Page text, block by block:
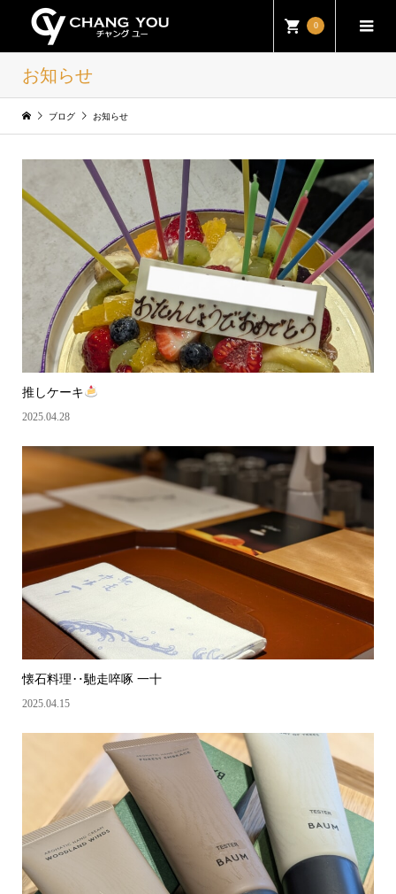
0
お知らせ
ブログ お知らせ
推しケーキ
2025.04.28
懐石料理‥馳走啐啄 一十
2025.04.15